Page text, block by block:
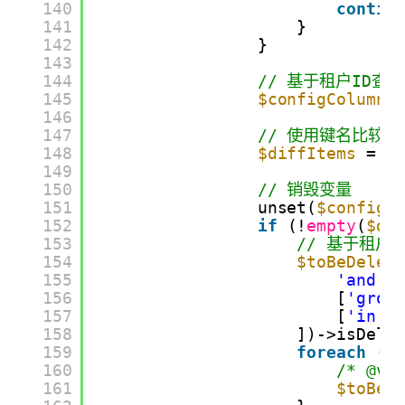
140
141
142
143
144
145
146
147
148
149
150
151
152
153
154
155
156
157
158
159
160
161
}
}
// 基于租户ID查询
// 使用键名比较计
$diffItems
=
// 销毁变量
unset(
if
(! empty(
// 基于租户
'and'
[
[ 'in'
])-
foreach
(
/*